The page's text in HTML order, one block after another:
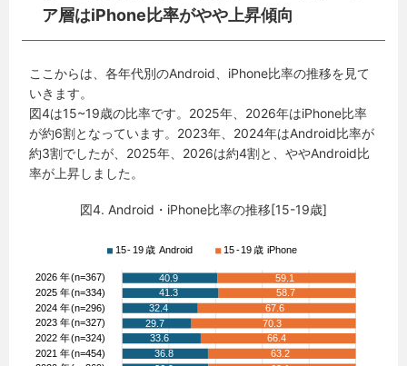
ア層はiPhone比率がやや上昇傾向
ここからは、各年代別のAndroid、iPhone比率の推移を見て
いきます。
図4は15~19歳の比率です。2025年、2026年はiPhone比率
が約6割となっています。2023年、2024年はAndroid比率が
約3割でしたが、2025年、2026は約4割と、ややAndroid比
率が上昇しました。
図4. Android・iPhone比率の推移[15-19歳]